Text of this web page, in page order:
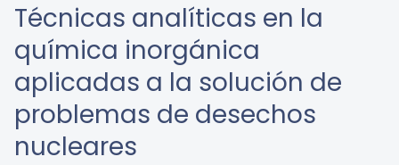
Técnicas analíticas en la
química inorgánica
aplicadas a la solución de
problemas de desechos
nucleares